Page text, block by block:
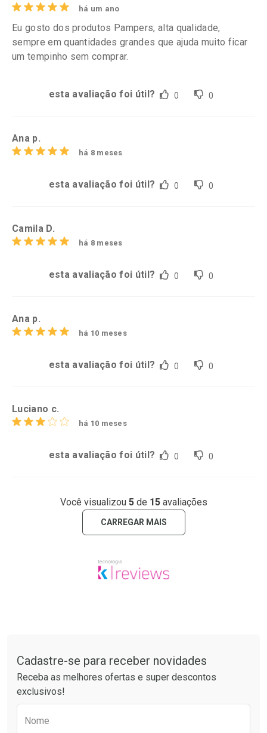
há um ano
Eu gosto dos produtos Pampers, alta qualidade,
sempre em quantidades grandes que ajuda muito ficar
um tempinho sem comprar.
esta avaliação foi útil? 0 0
Ana p.
há 8 meses
esta avaliação foi útil? 0 0
Camila D.
há 8 meses
esta avaliação foi útil? 0 0
Ana p.
há 10 meses
esta avaliação foi útil? 0 0
Luciano c.
há 10 meses
esta avaliação foi útil? 0 0
Você visualizou 5de 15avaliações
CARREGAR MAIS
Cadastre-se para receber novidades
Receba as melhores ofertas e super descontos
exclusivos!
Nome